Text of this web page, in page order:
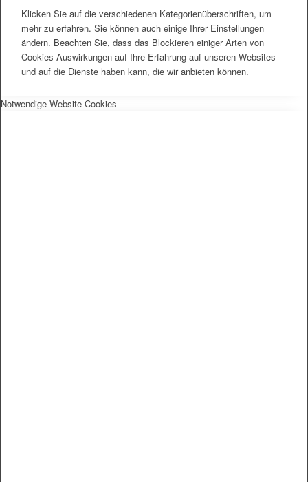
Klicken Sie auf die verschiedenen Kategorienüberschriften, um
mehr zu erfahren. Sie können auch einige Ihrer Einstellungen
ändern. Beachten Sie, dass das Blockieren einiger Arten von
Cookies Auswirkungen auf Ihre Erfahrung auf unseren Websites
und auf die Dienste haben kann, die wir anbieten können.
Notwendige Website Cookies